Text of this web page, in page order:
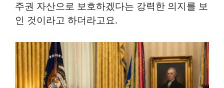
주권 자산으로 보호하겠다는 강력한 의지를 보
인 것이라고 하더라고요.